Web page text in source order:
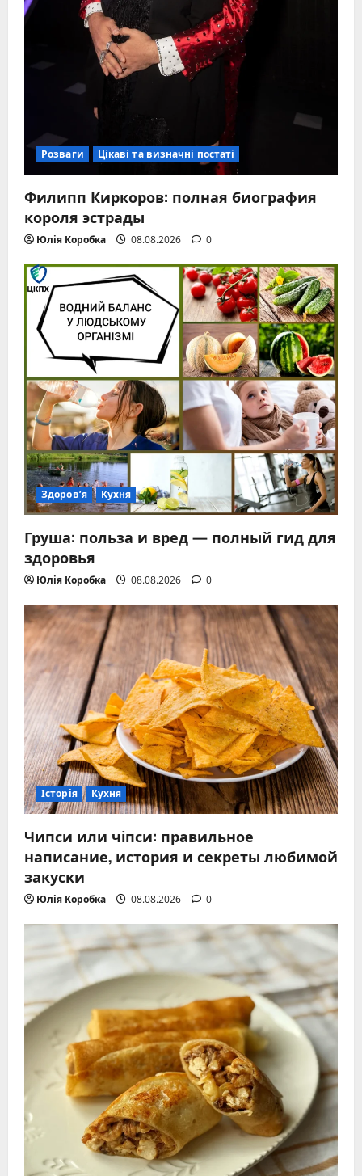
Розваги Цікаві та визначні постаті
Филипп Киркоров: полная биография
короля эстрады
Юлія Коробка 08.08.2026 0
Здоров’я Кухня
Груша: польза и вред — полный гид для
здоровья
Юлія Коробка 08.08.2026 0
Історія Кухня
Чипси или чіпси: правильное
написание, история и секреты любимой
закуски
Юлія Коробка 08.08.2026 0